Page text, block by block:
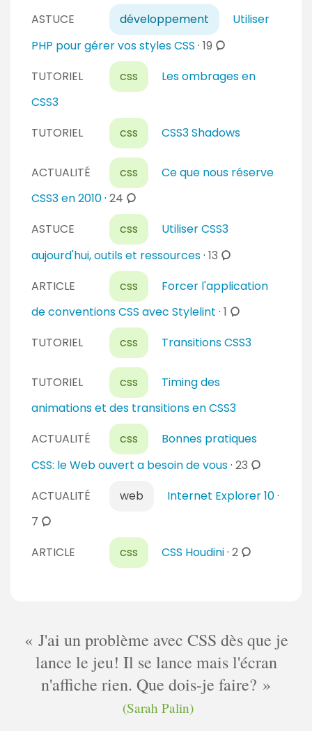
s
i
r
e
m
m
n
a
i
s
ASTUCE développement
Utiliser
PHP pour gérer vos styles CSS · 19 c
m
n
a
s
TUTORIEL css
Les ombrages en
CSS3
TUTORIEL
css CSS3 Shadows
ACTUALITÉ css
Ce que nous réserve
CSS3 en 2010· 24 c
o
m
m
e
n
t
a
i
r
e
s
ASTUCE css
Utiliser CSS3
aujourd'hui, outils et ressources· 13 c
m
m
n
a
r
s
ARTICLE css
Forcer l'application
de conventions CSS avec Stylelint · 1 c
m
t
a
r
s
TUTORIEL css Transitions CSS3
TUTORIEL css
Timing des
animations et des transitions en CSS3
ACTUALITÉ
css
Bonnes pratiques
CSS: le Web ouvert a besoin de vous· 23 c
m
n
e
ACTUALITÉ web Internet Explorer 10·
7 c
m
a
i
e
ARTICLE css CSS Houdini· 2 c
o
t
a
i
J'ai un problème avec CSS dès que je
lance le jeu! Il se lance mais l'écran
n'affiche rien. Que dois-je faire?
(Sarah Palin)